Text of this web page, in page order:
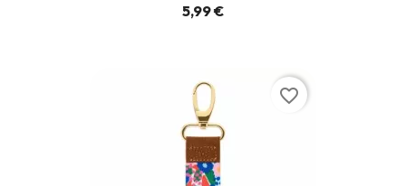
5,99 €
favorite_border